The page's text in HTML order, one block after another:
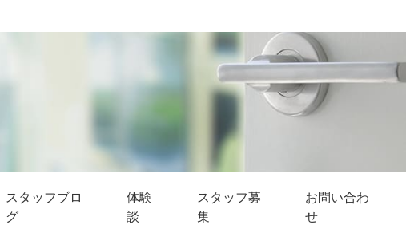
スタッフブロ
グ
体験
談
スタッフ募
集
お問い合わ
せ